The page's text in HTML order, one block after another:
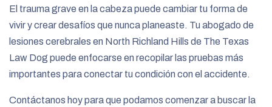
El trauma grave en la cabeza puede cambiar tu forma de
vivir y crear desafíos que nunca planeaste. Tu abogado de
lesiones cerebrales en North Richland Hills de The Texas
Law Dog puede enfocarse en recopilar las pruebas más
importantes para conectar tu condición con el accidente.
Contáctanos hoy para que podamos comenzar a buscar la